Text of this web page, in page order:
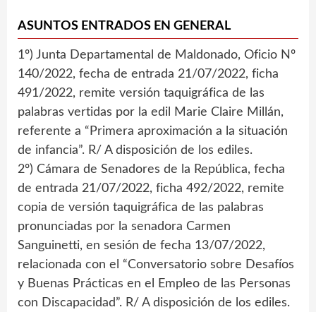
ASUNTOS ENTRADOS EN GENERAL
1º) Junta Departamental de Maldonado, Oficio Nº
140/2022, fecha de entrada 21/07/2022, ficha
491/2022, remite versión taquigráfica de las
palabras vertidas por la edil Marie Claire Millán,
referente a “Primera aproximación a la situación
de infancia”. R/ A disposición de los ediles.
2º) Cámara de Senadores de la República, fecha
de entrada 21/07/2022, ficha 492/2022, remite
copia de versión taquigráfica de las palabras
pronunciadas por la senadora Carmen
Sanguinetti, en sesión de fecha 13/07/2022,
relacionada con el “Conversatorio sobre Desafíos
y Buenas Prácticas en el Empleo de las Personas
con Discapacidad”. R/ A disposición de los ediles.